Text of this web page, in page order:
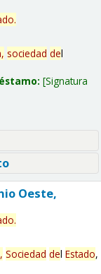
.
sociedad del
Signatura
Oeste,
.
Sociedad del Estado,